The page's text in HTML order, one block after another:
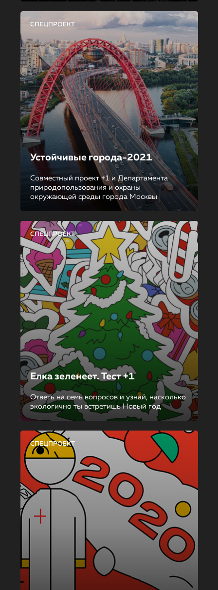
СПЕЦПРОЕКТ
Устойчивые города-2021
Совместный проект +1 и Департамента
природопользования и охраны
окружающей среды города Москвы
СПЕЦПРОЕКТ
Елка зеленеет. Тест +1
Ответь на семь вопросов и узнай, насколько
экологично ты встретишь Новый год
СПЕЦПРОЕКТ